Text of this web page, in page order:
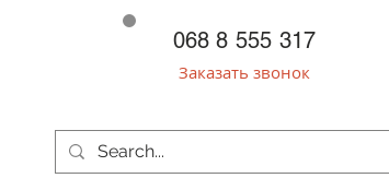
068 8 555 317
Заказать звонок